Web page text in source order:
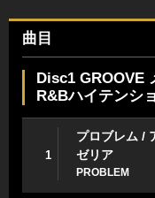
曲目
Disc1 GROOVE
R&Bハイテンシ
1
プロブレム /
ゼリア
PROBLEM